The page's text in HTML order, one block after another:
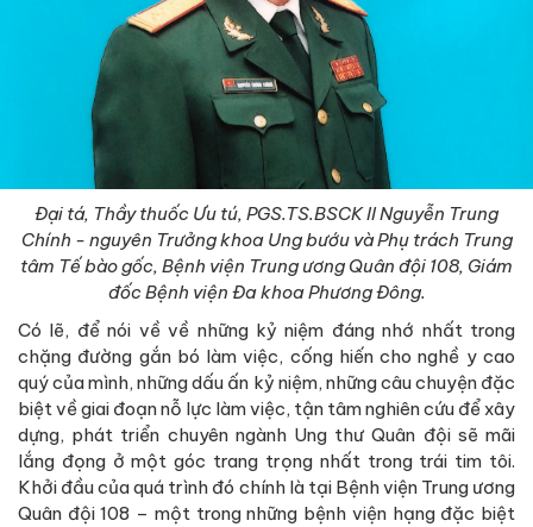
Đại tá, Thầy thuốc Ưu tú, PGS.TS.BSCK II Nguyễn Trung
Chính - nguyên Trưởng khoa Ung bướuvà Phụ trách Trung
tâm Tế bào gốc, Bệnh viện Trung ương Quân đội 108, Giám
đốc Bệnh viện Đa khoa Phương Đông.
Có lẽ, để nói về về những kỷ niệm đáng nhớ nhất trong
chặng đường gắn bó làm việc, cống hiến cho nghề y cao
quý của mình, những dấu ấn kỷ niệm, những câu chuyện đặc
biệt về giai đoạn nỗ lực làm việc, tận tâm nghiên cứu để xây
dựng, phát triển chuyên ngành Ung thư Quân đội sẽ mãi
lắng đọng ở một góc trang trọng nhất trong trái tim tôi.
Khởi đầu của quá trình đó chính là tại Bệnh viện Trung ương
Quân đội 108 – một trong những bệnh viện hạng đặc biệt